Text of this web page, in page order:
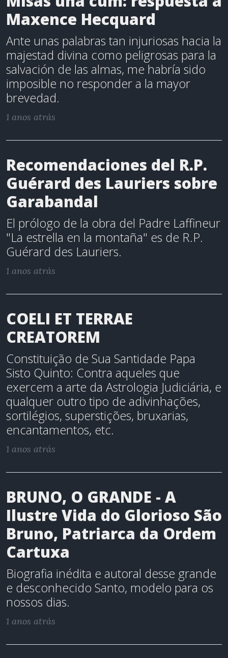
Maxence Hecquard
Ante unas palabras tan injuriosas hacia la
majestad divina como peligrosas para la
salvación de las almas, me habría sido
imposible no responder a la mayor
brevedad.
1 anos atrás
Recomendaciones del R.P.
Guérard des Lauriers sobre
Garabandal
El prólogo de la obra del Padre Laffineur
"La estrella en la montaña" es de R.P.
Guérard des Lauriers.
1 anos atrás
COELI ET TERRAE
CREATOREM
Constituição de Sua Santidade Papa
Sisto Quinto: Contra aqueles que
exercem a arte da Astrologia Judiciária, e
qualquer outro tipo de adivinhações,
sortilégios, superstições, bruxarias,
encantamentos, etc.
1 anos atrás
BRUNO, O GRANDE - A
Ilustre Vida do Glorioso São
Bruno, Patriarca da Ordem
Cartuxa
Biografia inédita e autoral desse grande
e desconhecido Santo, modelo para os
nossos dias.
1 anos atrás